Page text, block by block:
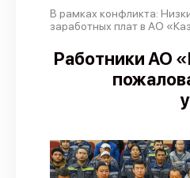
Карта
В рамках конфликта:
заработных плат в АО
Работники АО